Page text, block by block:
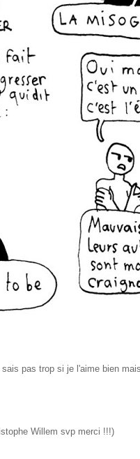
pas trop si je l'aime bien
Willem svp merci !!!)